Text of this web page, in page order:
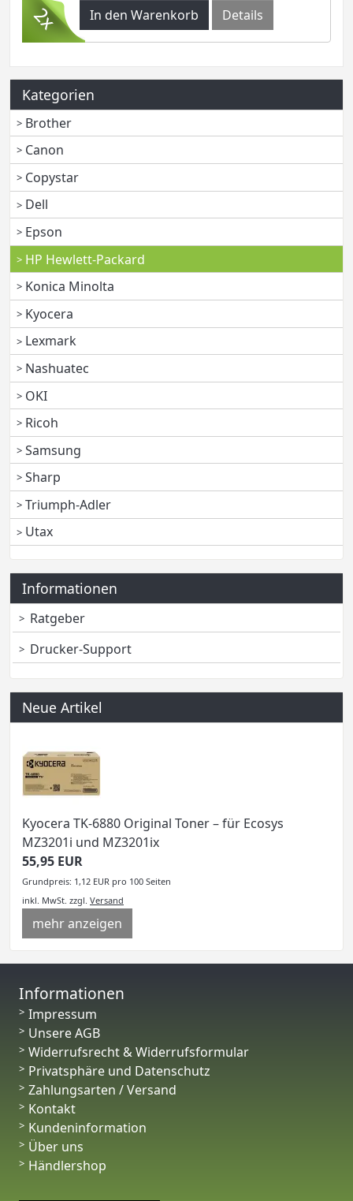
In den Warenkorb
Details
Kategorien
Brother
Canon
Copystar
Dell
Epson
HP Hewlett-Packard
Konica Minolta
Kyocera
Lexmark
Nashuatec
OKI
Ricoh
Samsung
Sharp
Triumph-Adler
Utax
Informationen
Ratgeber
Drucker-Support
Neue Artikel
Kyocera TK-6880 Original Toner – für Ecosys
MZ3201i und MZ3201ix
55,95 EUR
Grundpreis: 1,12 EUR pro 100 Seiten
inkl. MwSt. zzgl. Versand
mehr anzeigen
Informationen
Impressum
Unsere AGB
Widerrufsrecht & Widerrufsformular
Privatsphäre und Datenschutz
Zahlungsarten / Versand
Kontakt
Kundeninformation
Über uns
Händlershop